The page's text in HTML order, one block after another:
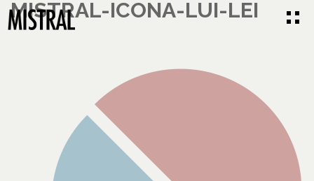
MISTRAL-ICONA-LUI-LEI